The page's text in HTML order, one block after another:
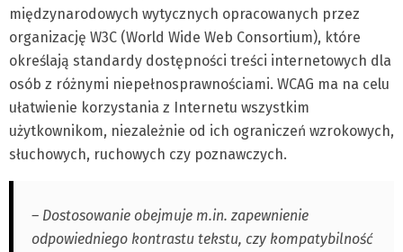
międzynarodowych wytycznych opracowanych przez
organizację W3C (World Wide Web Consortium), które
określają standardy dostępności treści internetowych dla
osób z różnymi niepełnosprawnościami. WCAG ma na celu
ułatwienie korzystania z Internetu wszystkim
użytkownikom, niezależnie od ich ograniczeń wzrokowych,
słuchowych, ruchowych czy poznawczych.
– Dostosowanie obejmuje m.in. zapewnienie
odpowiedniego kontrastu tekstu, czy kompatybilność